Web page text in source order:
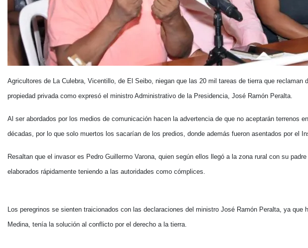
Agricultores de La Culebra, Vicentillo, de El Seibo, niegan que las 20 mil tareas de tierra que
propiedad privada como expresó el ministro Administrativo de la Presidencia, José Ramón Peralta.
Al ser abordados por los medios de comunicación hacen la advertencia de que no aceptarán terrenos
décadas, por lo que solo muertos los sacarían de los predios, donde además fueron asentados por el
Resaltan que el invasor es Pedro Guillermo Varona, quien según ellos llegó a la zona rural con su
elaborados rápidamente teniendo a las autoridades como cómplices.
Los peregrinos se sienten traicionados con las declaraciones del ministro José Ramón Peralta, ya que
Medina, tenía la solución al conflicto por el derecho a la tierra.